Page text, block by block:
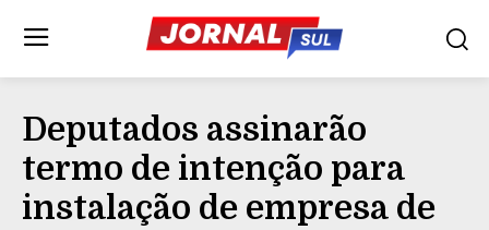
Deputados assinarão
termo de intenção para
instalação de empresa de